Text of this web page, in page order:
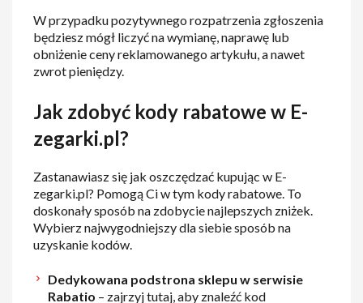
W przypadku pozytywnego rozpatrzenia zgłoszenia
będziesz mógł liczyć na wymianę, naprawę lub
obniżenie ceny reklamowanego artykułu, a nawet
zwrot pieniędzy.
Jak zdobyć kody rabatowe w E-
zegarki.pl?
Zastanawiasz się jak oszczędzać kupując w E-
zegarki.pl? Pomogą Ci w tym kody rabatowe. To
doskonały sposób na zdobycie najlepszych zniżek.
Wybierz najwygodniejszy dla siebie sposób na
uzyskanie kodów.
Dedykowana podstrona sklepu w serwisie
Rabatio – zajrzyj tutaj, aby znaleźć kod